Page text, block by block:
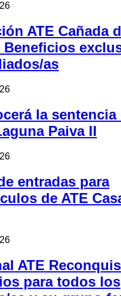
ATE Cañada
Beneficios
as
la sentencia
Paiva II
entradas para
de ATE
ATE
para todos los